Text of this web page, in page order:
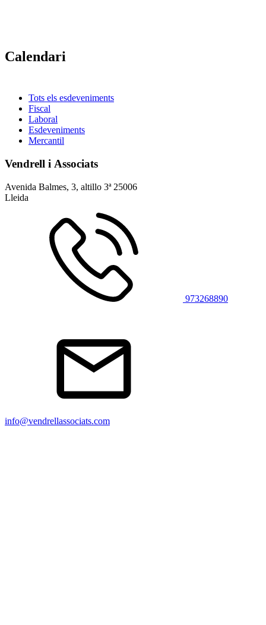
Calendari
Tots els esdeveniments
Fiscal
Laboral
Esdeveniments
Mercantil
Vendrell i Associats
Avenida Balmes, 3, altillo 3ª 25006
Lleida
973268890
info@vendrellassociats.com